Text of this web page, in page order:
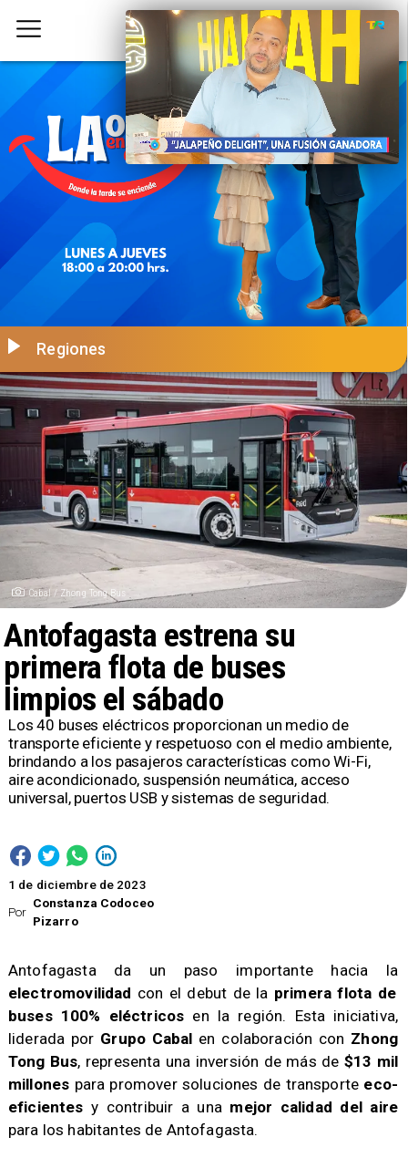
Cabal / Zhong Tong Bus
Por
Constanza Codoceo
Pizarro
Antofagasta estrena su
primera flota de buses
limpios el sábado
Regiones
1 de diciembre de 2023
Los 40 buses eléctricos proporcionan un medio de
transporte eficiente y respetuoso con el medio ambiente,
brindando a los pasajeros características como Wi-Fi,
aire acondicionado, suspensión neumática, acceso
universal, puertos USB y sistemas de seguridad.
Antofagasta da un paso importante hacia la
electromovilidad con el debut de la primera flota de
buses 100% eléctricos en la región. Esta iniciativa,
liderada por Grupo Cabal en colaboración con Zhong
Tong Bus, representa una inversión de más de $13 mil
millones para promover soluciones de transporte eco-
eficientesy contribuir a una mejor calidad del aire
para los habitantes de Antofagasta.